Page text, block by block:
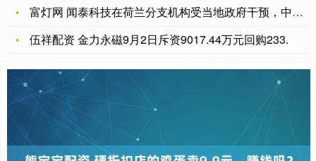
富灯网 闻泰科技在荷兰分支机构受当地政府干预，中国半导体行业
伍祥配资 金力永磁9月2日斥资9017.44万元回购233.